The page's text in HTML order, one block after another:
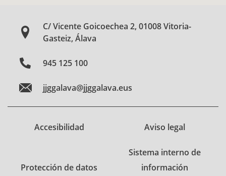
C/ Vicente Goicoechea 2, 01008 Vitoria-
Gasteiz, Álava
945 125 100
jjggalava@jjggalava.eus
Accesibilidad Aviso legal
Protección de datos
Sistema interno de
información